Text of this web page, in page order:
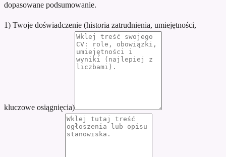
dopasowane podsumowanie.
1) Twoje doświadczenie (historia zatrudnienia, umiejętności,
kluczowe osiągnięcia)